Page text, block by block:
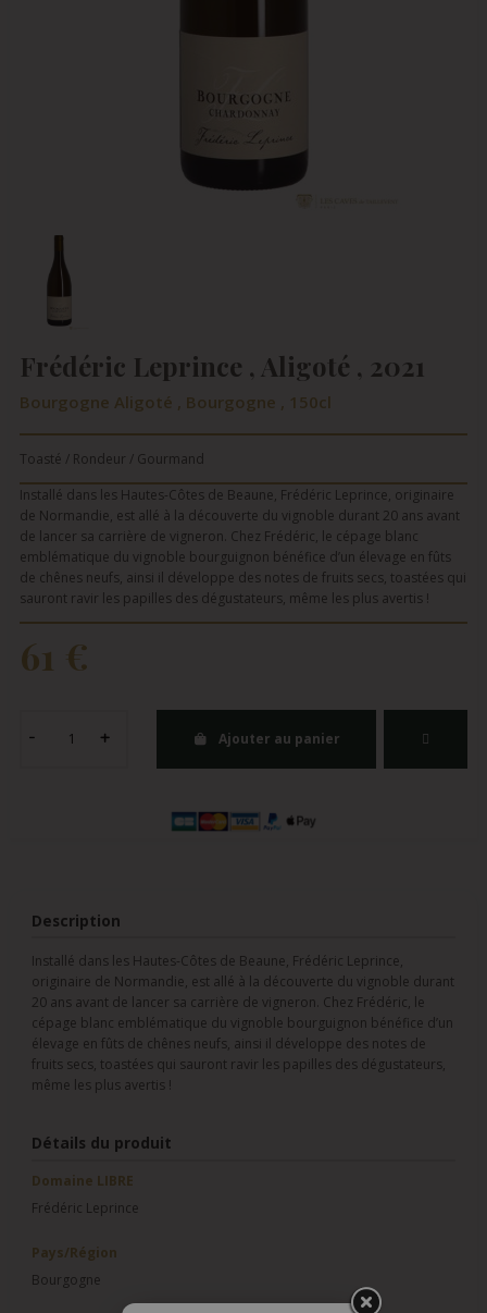
Frédéric Leprince , Aligoté , 2021
Bourgogne Aligoté , Bourgogne , 150cl
Toasté / Rondeur / Gourmand
Installé dans les Hautes-Côtes de Beaune, Frédéric Leprince, originaire
de Normandie, est allé à la découverte du vignoble durant 20 ans avant
de lancer sa carrière de vigneron. Chez Frédéric, le cépage blanc
emblématique du vignoble bourguignon bénéfice d’un élevage en fûts
de chênes neufs, ainsi il développe des notes de fruits secs, toastées qui
sauront ravir les papilles des dégustateurs, même les plus avertis !
61 €
Ajouter au panier
Description
Installé dans les Hautes-Côtes de Beaune, Frédéric Leprince,
originaire de Normandie, est allé à la découverte du vignoble durant
20 ans avant de lancer sa carrière de vigneron. Chez Frédéric, le
cépage blanc emblématique du vignoble bourguignon bénéfice d’un
élevage en fûts de chênes neufs, ainsi il développe des notes de
fruits secs, toastées qui sauront ravir les papilles des dégustateurs,
même les plus avertis !
Détails du produit
Domaine LIBRE
Frédéric Leprince
Pays/Région
Bourgogne